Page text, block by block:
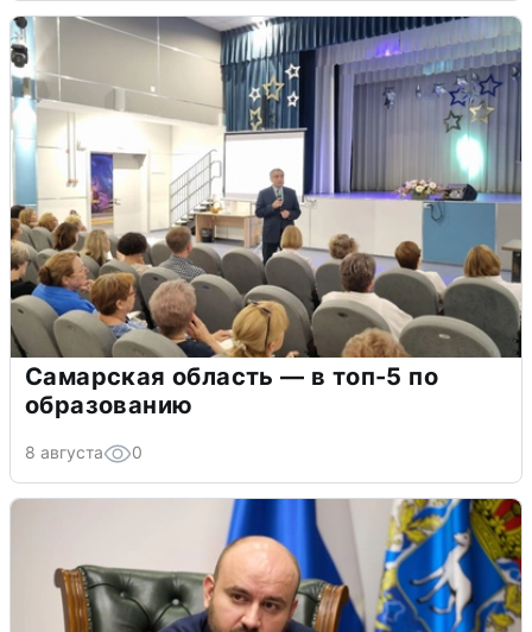
Самарская область — в топ-5 по
образованию
8 августа 0